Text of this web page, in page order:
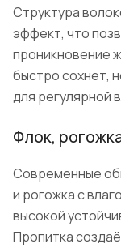
Структура
эффект, что
проникновение
быстро сохнет,
для регулярной
Флок,
Современные
и рогожка с
высокой
Пропитка